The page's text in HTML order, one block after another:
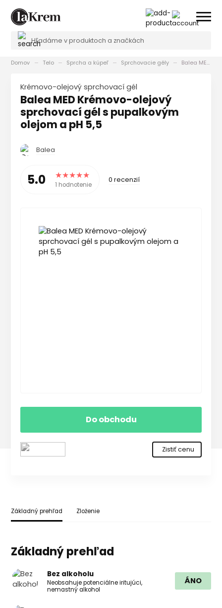
Domov Telo Sprcha a kúpeľ Sprchovacie gély Balea MED Krémovo-olejový sprchovací gél s pupalkovým olejom a pH 5,5
Krémovo-olejový sprchovací gél
Balea MED Krémovo-olejový
sprchovací gél s pupalkovým
olejom a pH 5,5
Balea
5.0 1 hodnotenie
0 recenzií
Do obchodu
Zistiť cenu
Základný prehľad Zloženie
Základný prehľad
Bez alkoholu
Neobsahuje potenciálne iritujúci,
nemastný alkohol
ÁNO